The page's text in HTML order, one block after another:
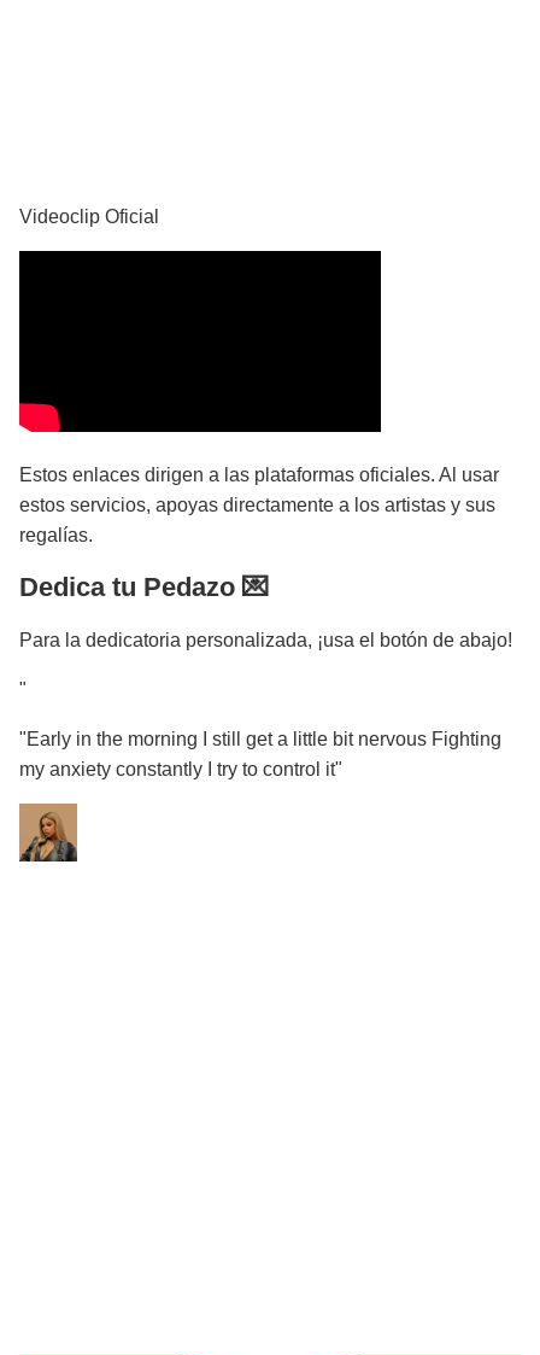
Videoclip Oficial
Estos enlaces dirigen a las plataformas oficiales. Al usar
estos servicios, apoyas directamente a los artistas y sus
regalías.
Dedica tu Pedazo 💌
Para la dedicatoria personalizada, ¡usa el botón de abajo!
"
"Early in the morning I still get a little bit nervous Fighting
my anxiety constantly I try to control it"